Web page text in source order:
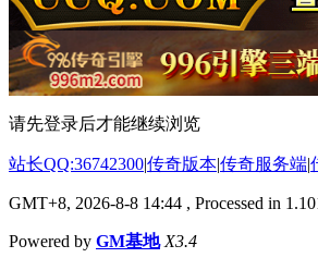
请先登录后才能继续浏览
站长QQ:36742300|传奇版本|传奇服务端|
GMT+8, 2026-8-8 14:44 , Processed in
Powered by GM基地 X3.4